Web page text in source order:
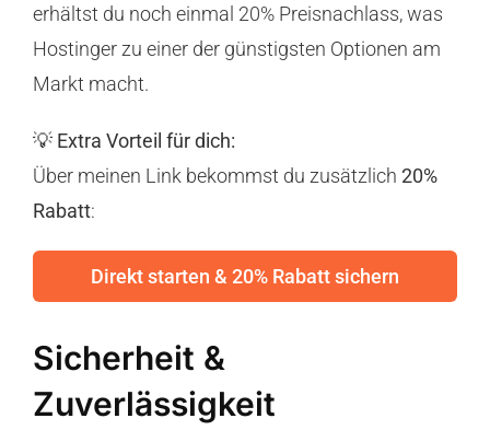
erhältst du noch einmal 20% Preisnachlass, was
Hostinger zu einer der günstigsten Optionen am
Markt macht.
💡 Extra Vorteil für dich:
Über meinen Link bekommst du zusätzlich 20%
Rabatt:
Direkt starten & 20% Rabatt sichern
Sicherheit &
Zuverlässigkeit